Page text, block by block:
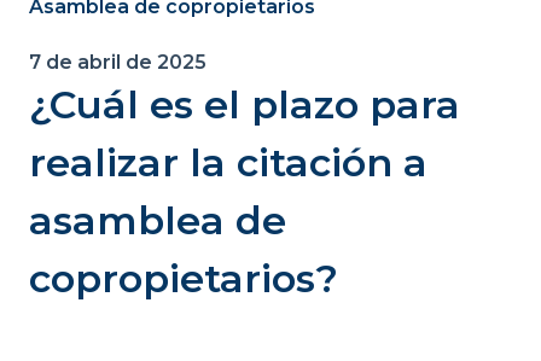
Asamblea de copropietarios
7 de abril de 2025
¿Cuál es el plazo para
realizar la citación a
asamblea de
copropietarios?